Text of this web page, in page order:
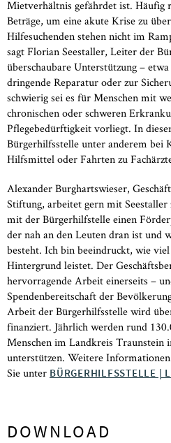
Mietverhältnis gefährdet ist. Häufig
Beträge, um eine akute Krise zu
Hilfesuchenden stehen nicht im
sagt Florian Seestaller, Leiter der
überschaubare Unterstützung –
dringende Reparatur oder zur
schwierig sei es für Menschen mit
chronischen oder schweren
Pflegebedürftigkeit vorliegt. In
Bürgerhilfsstelle unter anderem bei
Hilfsmittel oder Fahrten zu
Alexander Burghartswieser,
Stiftung, arbeitet gern mit
mit der Bürgerhilfstelle einen
der nah an den Leuten dran ist und
besteht. Ich bin beeindruckt, wie
Hintergrund leistet. Der
hervorragende Arbeit einerseits –
Spendenbereitschaft der
Arbeit der Bürgerhilfsstelle wird
finanziert. Jährlich werden rund
Menschen im Landkreis Traunstein
unterstützen. Weitere
Sie unter BÜRGERHILFSSTELLE |
DOWNLOAD